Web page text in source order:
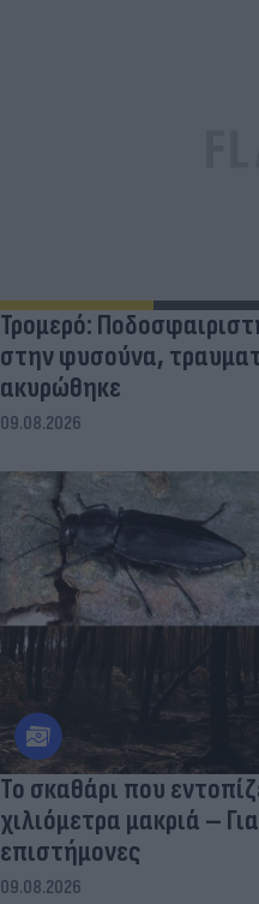
Τρομερό:
στην φυσούνα,
ακυρώθηκε
09.08.2026
Το σκαθάρι που
χιλιόμετρα μακριά –
επιστήμονες
09.08.2026